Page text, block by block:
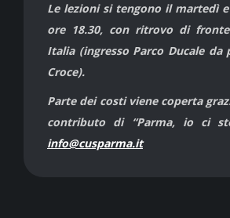
Le lezioni si tengono il martedì
ore 18.30, con ritrovo di
Italia (ingresso Parco Ducale da
Croce).
Parte dei costi viene coperta
contributo di “Parma, io ci
info@cusparma.it